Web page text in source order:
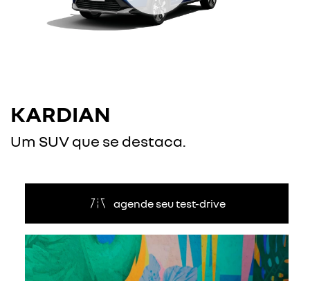
KARDIAN
Um SUV que se destaca.
agende seu test-drive